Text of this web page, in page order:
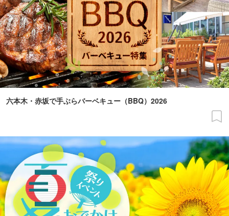
六本木・赤坂で手ぶらバーベキュー（BBQ）2026